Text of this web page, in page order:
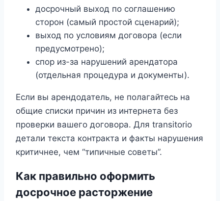
досрочный выход по соглашению
сторон (самый простой сценарий);
выход по условиям договора (если
предусмотрено);
спор из-за нарушений арендатора
(отдельная процедура и документы).
Если вы арендодатель, не полагайтесь на
общие списки причин из интернета без
проверки вашего договора. Для transitorio
детали текста контракта и факты нарушения
критичнее, чем “типичные советы”.
Как правильно оформить
досрочное расторжение